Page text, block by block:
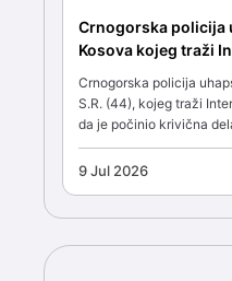
Crnogorska policija
Kosova kojeg traži
Crnogorska policija
S.R. (44), kojeg traži
da je počinio krivična
9 Jul 2026